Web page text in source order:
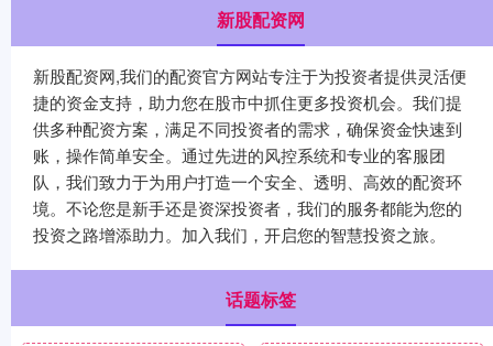
新股配资网
新股配资网,我们的配资官方网站专注于为投资者提供灵活便
捷的资金支持，助力您在股市中抓住更多投资机会。我们提
供多种配资方案，满足不同投资者的需求，确保资金快速到
账，操作简单安全。通过先进的风控系统和专业的客服团
队，我们致力于为用户打造一个安全、透明、高效的配资环
境。不论您是新手还是资深投资者，我们的服务都能为您的
投资之路增添助力。加入我们，开启您的智慧投资之旅。
话题标签